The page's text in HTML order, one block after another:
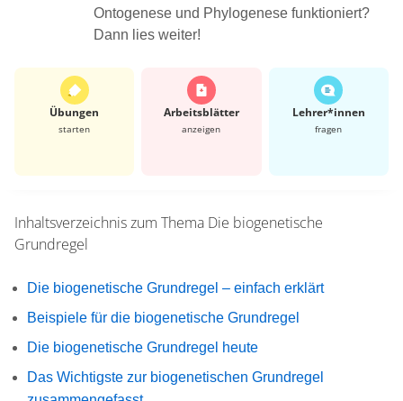
Ontogenese und Phylogenese funktioniert?
Dann lies weiter!
Übungen
starten
Arbeits­blätter
anzeigen
Lehrer*​innen
fragen
Inhaltsverzeichnis zum Thema Die biogenetische
Grundregel
Die biogenetische Grundregel – einfach erklärt
Beispiele für die biogenetische Grundregel
Die biogenetische Grundregel heute
Das Wichtigste zur biogenetischen Grundregel